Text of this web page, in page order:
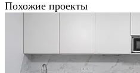
Похожие проекты